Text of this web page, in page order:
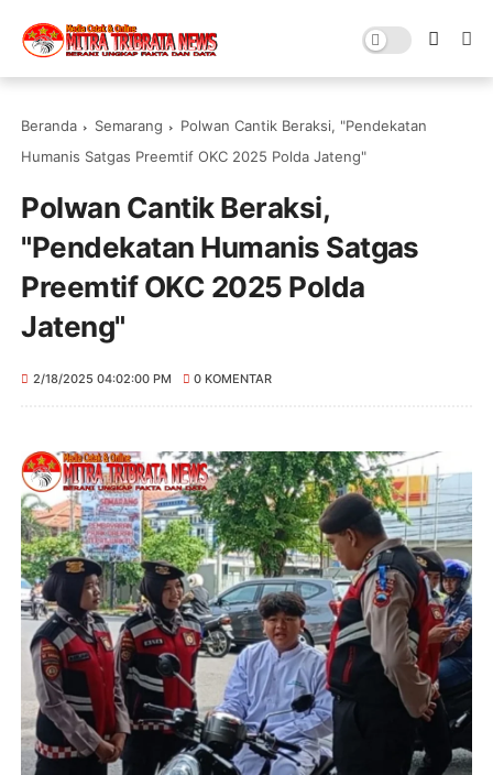
Beranda Semarang
Polwan Cantik Beraksi, "Pendekatan
Humanis Satgas Preemtif OKC 2025 Polda Jateng"
Polwan Cantik Beraksi,
"Pendekatan Humanis Satgas
Preemtif OKC 2025 Polda
Jateng"
2/18/2025 04:02:00 PM 0 KOMENTAR